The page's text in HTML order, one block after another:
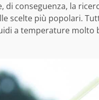
di conseguenza, la
scelte più popolari.
a temperature molto